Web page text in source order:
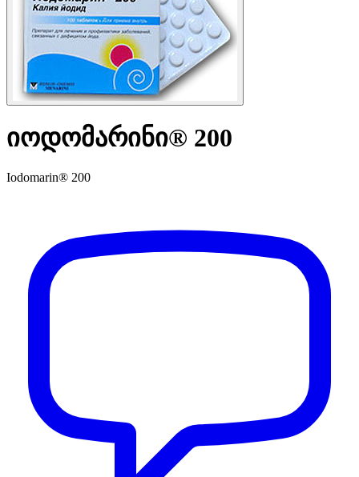
იოდომარინი® 200
Iodomarin® 200